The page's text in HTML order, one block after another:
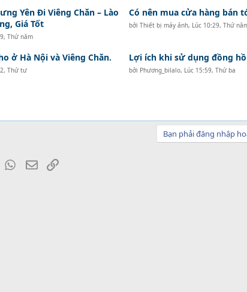
Yên Đi Viêng Chăn – Lào
Giá Tốt
Thứ năm
Có nên mua cửa hàng bán
bởi Thiết bị máy ảnh, Lúc 10:29, Thứ
ở Hà Nội và Viêng Chăn.
Thứ tư
Lợi ích khi sử dụng đồng
bởi Phương_bilalo, Lúc 15:59, Thứ ba
Bạn phải đăng nhập
Tumblr WhatsApp
EmailLink